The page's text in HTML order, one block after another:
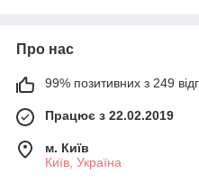
Про нас
99% позитивних з 249
Працює з 22.02.2019
м. Київ
Київ, Україна